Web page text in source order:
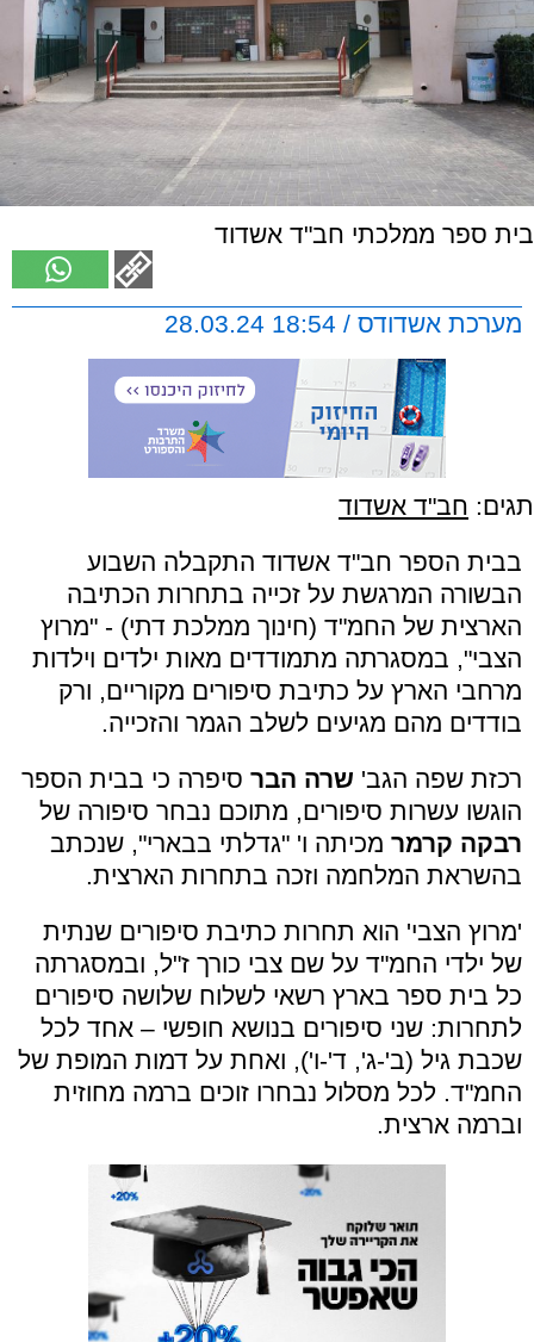
בית ספר ממלכתי חב"ד אשדוד
מערכת אשדודס / 18:54 28.03.24
תגים: חב"ד אשדוד
בבית הספר חב"ד אשדוד התקבלה השבוע
הבשורה המרגשת על זכייה בתחרות הכתיבה
הארצית של החמ"ד (חינוך ממלכת דתי) - "מרוץ
הצבי", במסגרתה מתמודדים מאות ילדים וילדות
מרחבי הארץ על כתיבת סיפורים מקוריים, ורק
בודדים מהם מגיעים לשלב הגמר והזכייה.
רכזת שפה הגב' שרה הבר סיפרה כי בבית הספר
הוגשו עשרות סיפורים, מתוכם נבחר סיפורה של
רבקה קרמר מכיתה ו' "גדלתי בבארי", שנכתב
בהשראת המלחמה וזכה בתחרות הארצית.
'מרוץ הצבי' הוא תחרות כתיבת סיפורים שנתית
של ילדי החמ"ד על שם צבי כורך ז"ל, ובמסגרתה
כל בית ספר בארץ רשאי לשלוח שלושה סיפורים
לתחרות: שני סיפורים בנושא חופשי – אחד לכל
שכבת גיל (ב'-ג', ד'-ו'), ואחת על דמות המופת של
החמ"ד. לכל מסלול נבחרו זוכים ברמה מחוזית
וברמה ארצית.